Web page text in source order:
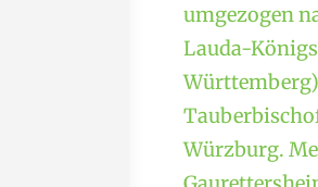
umgezogen
Lauda-
Würzburg.